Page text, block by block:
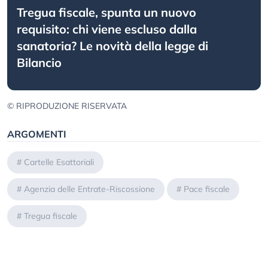
Tregua fiscale, spunta un nuovo
requisito: chi viene escluso dalla
sanatoria? Le novità della legge di
Bilancio
© RIPRODUZIONE RISERVATA
ARGOMENTI
# Cartelle Esattoriali
# Agenzia delle Entrate-Riscossione # Pace fiscale
# Tregua fiscale